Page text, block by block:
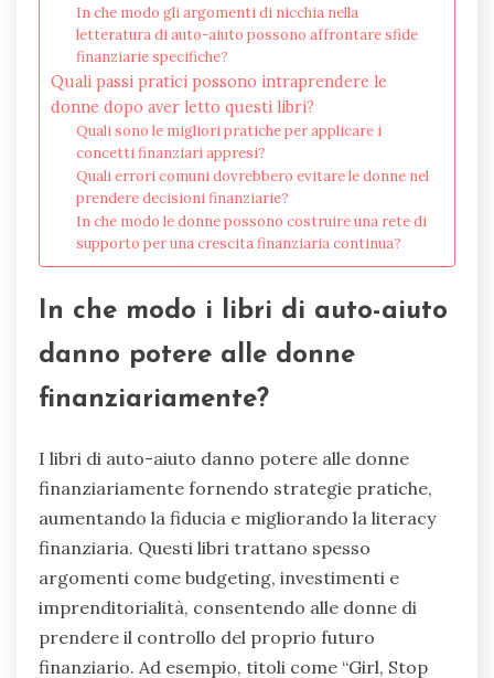
In che modo gli argomenti di nicchia nella
letteratura di auto-aiuto possono affrontare sfide
finanziarie specifiche?
Quali passi pratici possono intraprendere le
donne dopo aver letto questi libri?
Quali sono le migliori pratiche per applicare i
concetti finanziari appresi?
Quali errori comuni dovrebbero evitare le donne nel
prendere decisioni finanziarie?
In che modo le donne possono costruire una rete di
supporto per una crescita finanziaria continua?
In che modo i libri di auto-aiuto
danno potere alle donne
finanziariamente?
I libri di auto-aiuto danno potere alle donne
finanziariamente fornendo strategie pratiche,
aumentando la fiducia e migliorando la literacy
finanziaria. Questi libri trattano spesso
argomenti come budgeting, investimenti e
imprenditorialità, consentendo alle donne di
prendere il controllo del proprio futuro
finanziario. Ad esempio, titoli come “Girl, Stop